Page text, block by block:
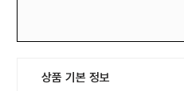
상품 기본 정보